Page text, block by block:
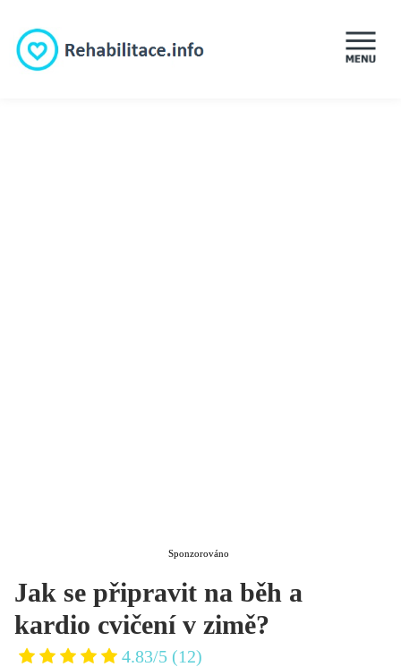
Sponzorováno
Jak se připravit na běh a
kardio cvičení v zimě?
4.83/5 (12)